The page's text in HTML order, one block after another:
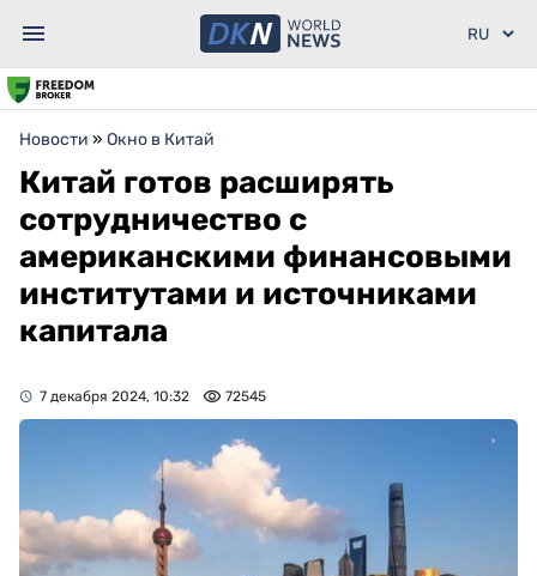
Новости » Окно в Китай
Китай готов расширять
сотрудничество с
американскими финансовыми
институтами и источниками
капитала
7 декабря 2024, 10:32 72545